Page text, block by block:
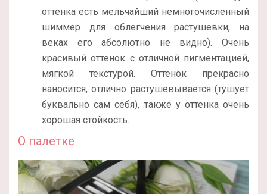
оттенка есть мельчайший немногочисленный
шиммер для облегчения растушевки, на
веках его абсолютно не видно). Очень
красивый оттенок с отличной пигментацией,
мягкой текстурой. Оттенок прекрасно
наносится, отлично растушевывается (тушует
буквально сам себя), также у оттенка очень
хорошая стойкость.
О палетке